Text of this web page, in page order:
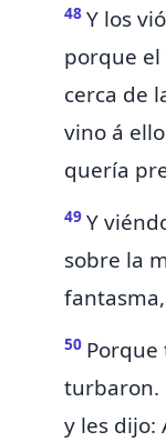
48 Y los
porque
cerca de
vino á
quería
49 Y
sobre la
50 Porque
turbaron.
y les dijo: